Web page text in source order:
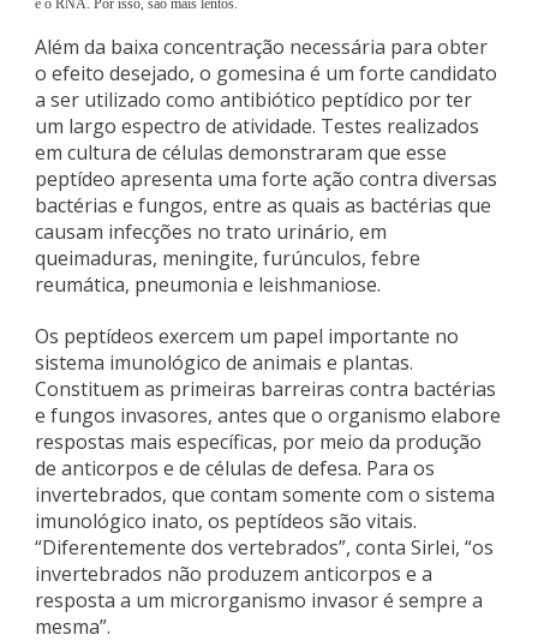
Além da baixa concentração necessária para obter
o efeito desejado, o gomesina é um forte candidato
a ser utilizado como antibiótico peptídico por ter
um largo espectro de atividade. Testes realizados
em cultura de células demonstraram que esse
peptídeo apresenta uma forte ação contra diversas
bactérias e fungos, entre as quais as bactérias que
causam infecções no trato urinário, em
queimaduras, meningite, furúnculos, febre
reumática, pneumonia e leishmaniose.
Os peptídeos exercem um papel importante no
sistema imunológico de animais e plantas.
Constituem as primeiras barreiras contra bactérias
e fungos invasores, antes que o organismo elabore
respostas mais específicas, por meio da produção
de anticorpos e de células de defesa. Para os
invertebrados, que contam somente com o sistema
imunológico inato, os peptídeos são vitais.
“Diferentemente dos vertebrados”, conta Sirlei, “os
invertebrados não produzem anticorpos e a
resposta a um microrganismo invasor é sempre a
mesma”.